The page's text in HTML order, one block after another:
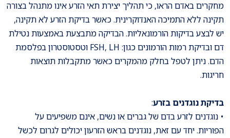
מחקרים באדם הראו, כי תהליך יצירת תאי הזרע אינו מתנהל בצורה
תקינה ללא התמיכה האנדוקרינית. כאשר בדיקת הזרע לא תקינה,
יש לבצע בדיקות הורמונאליות. הבדיקה מתבצעת באמצעות נטילת
דם ובדיקת רמות הורמונים כגון: FSH, LH וטסטוסטרון בפלסמת
הדם. ניתן לטפל בחלק מהמקרים כאשר מתקבלות תוצאות
חריגות.
בדיקת נוגדנים בזרע:
• נוגדנים לזרע בדם של גברים או נשים, אינם משפיעים על
הפוריות. יחד עם זאת, נוגדנים בראש הזרעון יכולים לגרום לכשל